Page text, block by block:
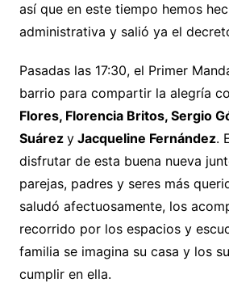
así que en este tiempo hemos
administrativa y salió ya el
Pasadas las 17:30, el Primer
barrio para compartir la alegría
Flores, Florencia Britos, Sergio
Suárez yJacqueline Fernández.
disfrutar de esta buena nueva
parejas, padres y seres más
saludó afectuosamente, los
recorrido por los espacios y
familia se imagina su casa y los
cumplir en ella.